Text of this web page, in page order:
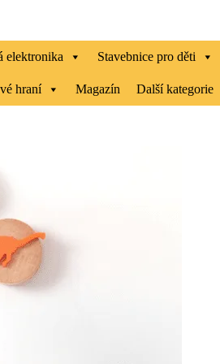
elektronika Stavebnice pro děti
hraní Magazín Další kategorie